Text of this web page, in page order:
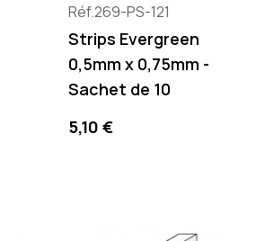
Réf.269-PS-121
Strips Evergreen
0,5mm x 0,75mm -
Sachet de 10
Precio
5,10 €